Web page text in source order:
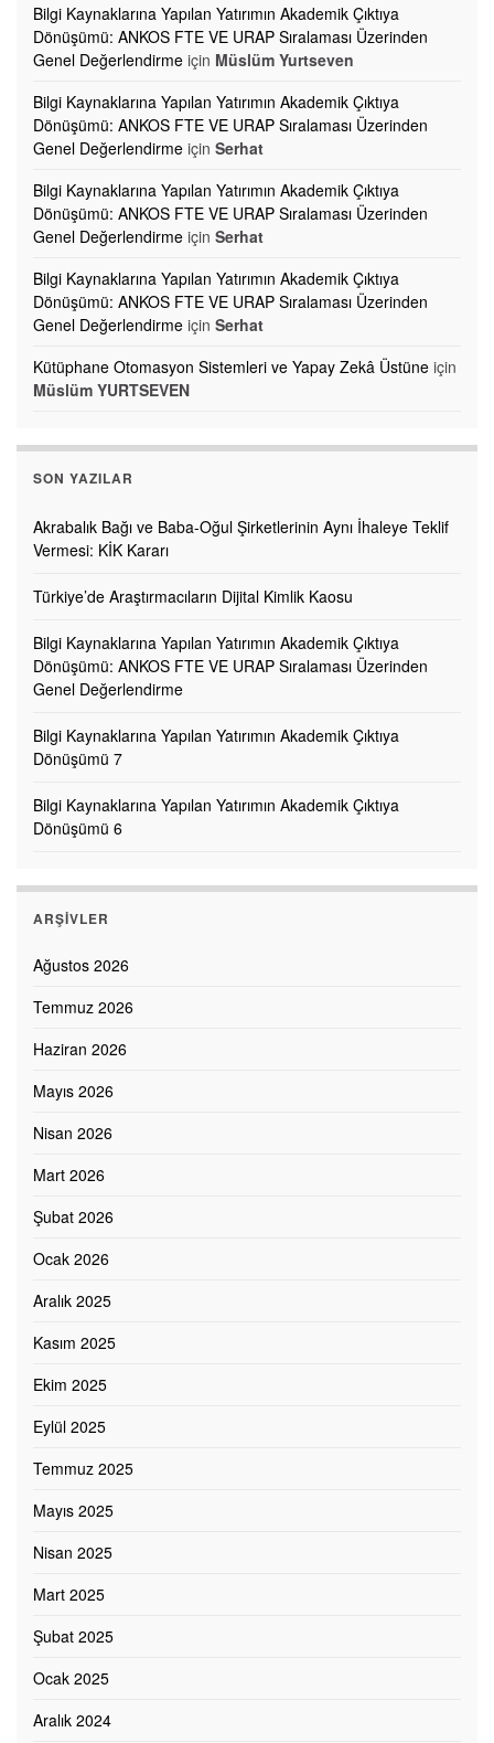
Bilgi Kaynaklarına Yapılan Yatırımın Akademik Çıktıya
Dönüşümü: ANKOS FTE VE URAP Sıralaması Üzerinden
Genel Değerlendirme için Müslüm Yurtseven
Bilgi Kaynaklarına Yapılan Yatırımın Akademik Çıktıya
Dönüşümü: ANKOS FTE VE URAP Sıralaması Üzerinden
Genel Değerlendirme için Serhat
Bilgi Kaynaklarına Yapılan Yatırımın Akademik Çıktıya
Dönüşümü: ANKOS FTE VE URAP Sıralaması Üzerinden
Genel Değerlendirme için Serhat
Bilgi Kaynaklarına Yapılan Yatırımın Akademik Çıktıya
Dönüşümü: ANKOS FTE VE URAP Sıralaması Üzerinden
Genel Değerlendirme için Serhat
Kütüphane Otomasyon Sistemleri ve Yapay Zekâ Üstüne için
Müslüm YURTSEVEN
SON YAZILAR
Akrabalık Bağı ve Baba-Oğul Şirketlerinin Aynı İhaleye Teklif
Vermesi: KİK Kararı
Türkiye’de Araştırmacıların Dijital Kimlik Kaosu
Bilgi Kaynaklarına Yapılan Yatırımın Akademik Çıktıya
Dönüşümü: ANKOS FTE VE URAP Sıralaması Üzerinden
Genel Değerlendirme
Bilgi Kaynaklarına Yapılan Yatırımın Akademik Çıktıya
Dönüşümü 7
Bilgi Kaynaklarına Yapılan Yatırımın Akademik Çıktıya
Dönüşümü 6
ARŞIVLER
Ağustos 2026
Temmuz 2026
Haziran 2026
Mayıs 2026
Nisan 2026
Mart 2026
Şubat 2026
Ocak 2026
Aralık 2025
Kasım 2025
Ekim 2025
Eylül 2025
Temmuz 2025
Mayıs 2025
Nisan 2025
Mart 2025
Şubat 2025
Ocak 2025
Aralık 2024